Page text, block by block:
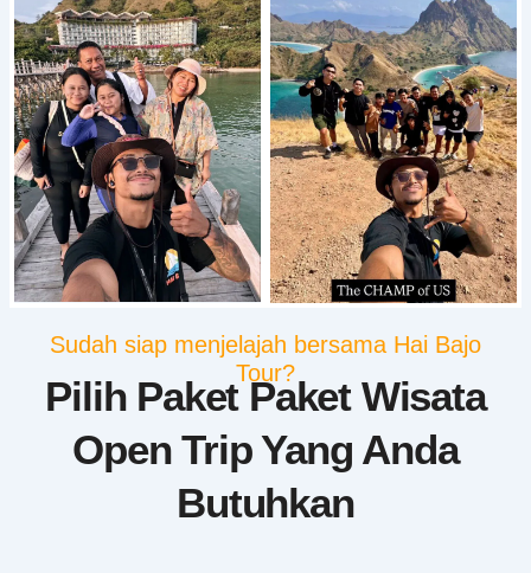
Sudah siap menjelajah bersama Hai Bajo
Tour?
Pilih Paket Paket Wisata
Open Trip Yang Anda
Butuhkan